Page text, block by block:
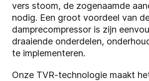
vers stoom, de zogenaamde
nodig. Een groot voordeel van
damprecompressor is zijn
draaiende onderdelen,
te implementeren.
Onze TVR-technologie maakt